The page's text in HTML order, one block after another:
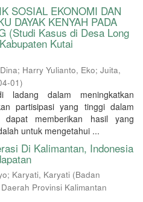
SOSIAL EKONOMI DAN
DAYAK KENYAH PADA
(Studi Kasus di Desa Long
Kutai
; Harry Yulianto, Eko; Juita,
01)
ladang dalam meningkatkan
partisipasi yang tinggi dalam
dapat memberikan hasil yang
untuk mengetahui ...
Di Kalimantan, Indonesia
; Karyati, Karyati (Badan
Provinsi Kalimantan